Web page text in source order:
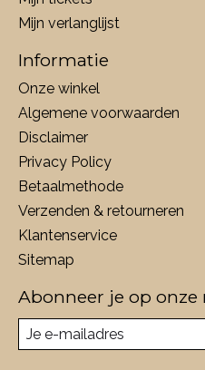
Mijn verlanglijst
Informatie
Onze winkel
Algemene voorwaarden
Disclaimer
Privacy Policy
Betaalmethode
Verzenden & retourneren
Klantenservice
Sitemap
Abonneer je op